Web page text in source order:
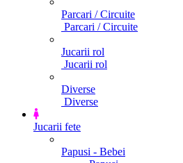
Parcari / Circuite
Parcari / Circuite
Jucarii rol
Jucarii rol
Diverse
Diverse
Jucarii fete
Papusi - Bebei